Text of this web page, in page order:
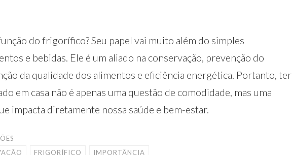
do frigorífico? Seu papel vai muito além do simples
e bebidas. Ele é um aliado na conservação, prevenção do
da qualidade dos alimentos e eficiência energética. Portanto, ter
em casa não é apenas uma questão de comodidade, mas uma
impacta diretamente nossa saúde e bem-estar.
FRIGORÍFICO IMPORTÂNCIA